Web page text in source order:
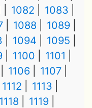
1082
1083
1088
1089
1094
1095
1100
1101
1106
1107
1112
1113
1118
1119